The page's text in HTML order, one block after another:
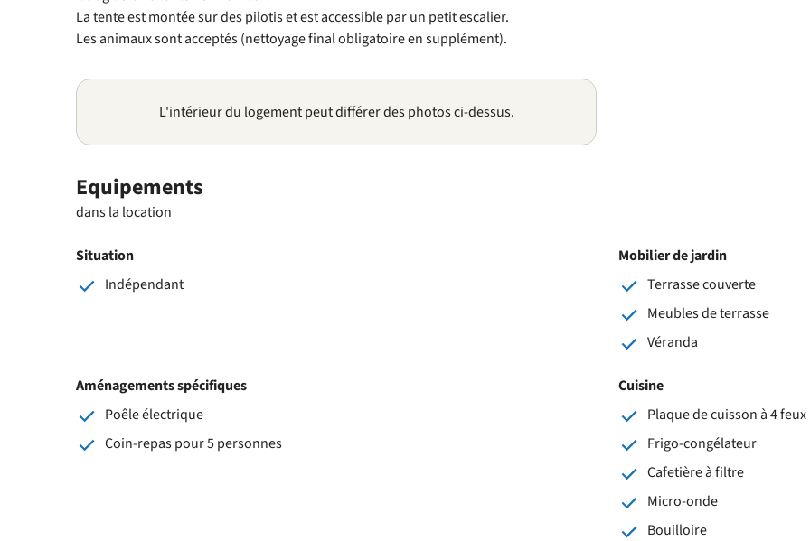
La tente est montée sur des pilotis et est accessible par un petit escalier.
Les animaux sont acceptés (nettoyage final obligatoire en supplément).
L'intérieur du logement peut différer des photos ci-dessus.
Equipements
dans la location
Situation
Indépendant
Mobilier de jardin
Terrasse couverte
Meubles de terrasse
Véranda
Aménagements spécifiques
Poêle électrique
Coin-repas pour 5 personnes
Cuisine
Plaque de cuisson à 4 feux
Frigo-congélateur
Cafetière à filtre
Micro-onde
Bouilloire